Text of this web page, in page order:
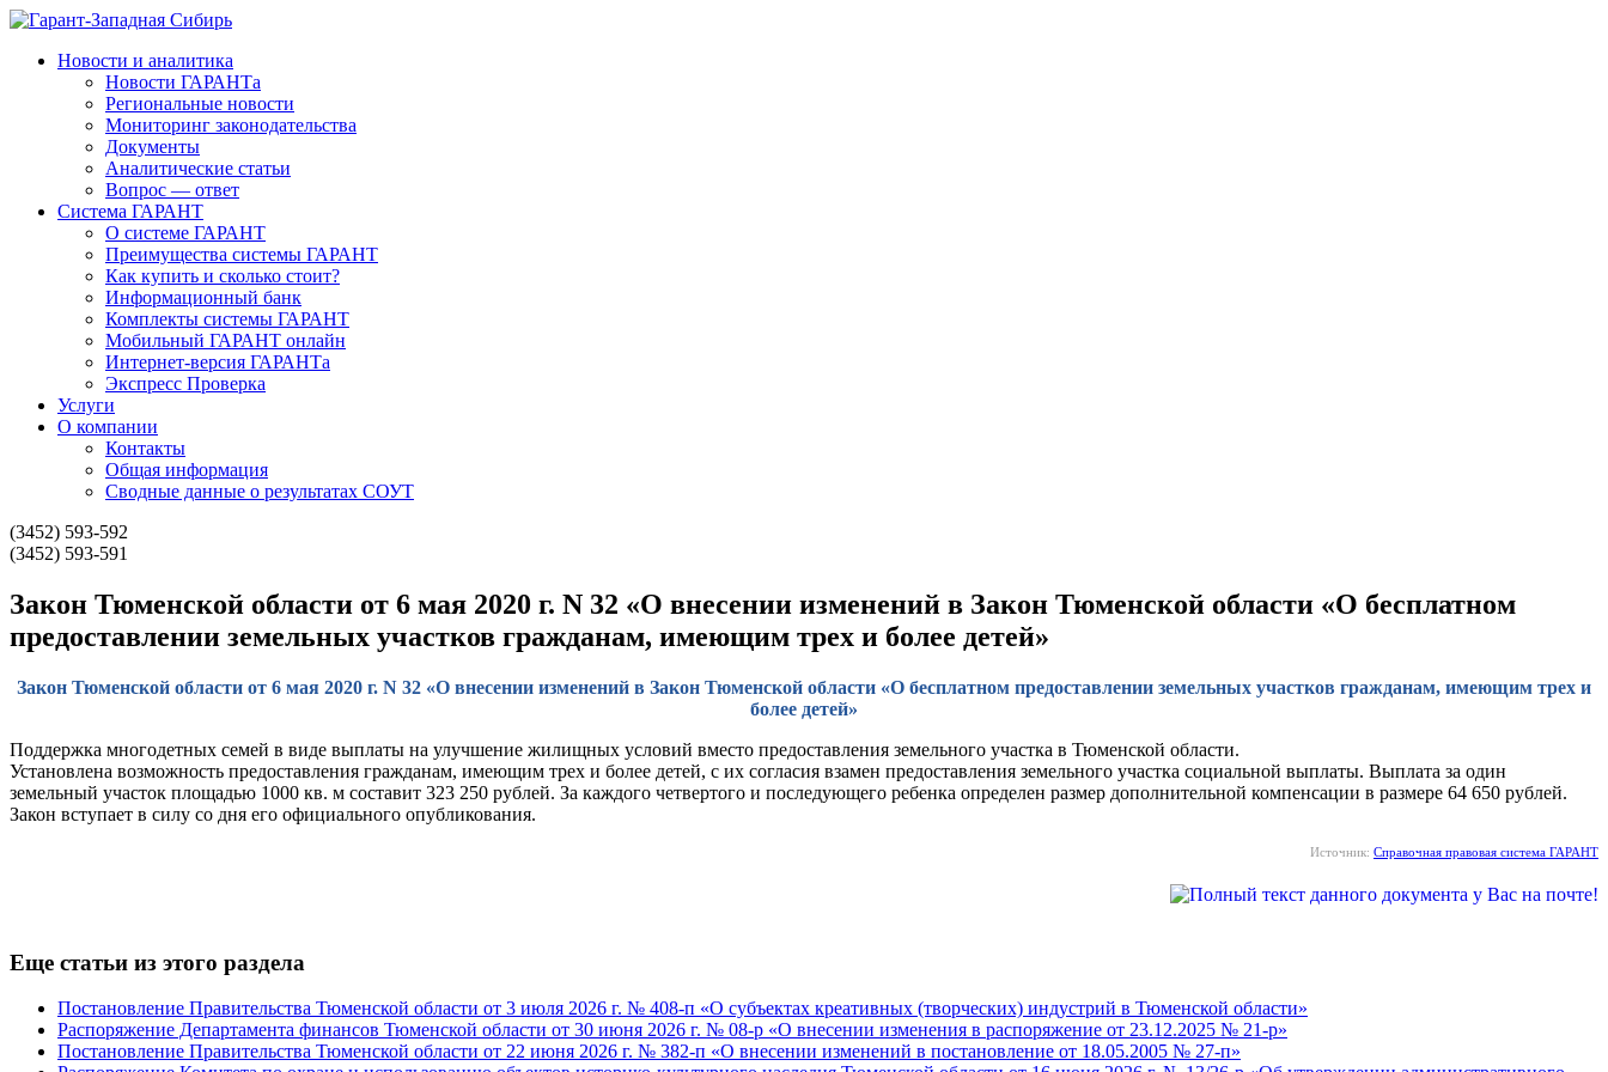
Новости и аналитика
Новости ГАРАНТа
Региональные новости
Мониторинг законодательства
Документы
Аналитические статьи
Вопрос — ответ
Система ГАРАНТ
О системе ГАРАНТ
Преимущества системы ГАРАНТ
Как купить и сколько стоит?
Информационный банк
Комплекты системы ГАРАНТ
Мобильный ГАРАНТ онлайн
Интернет-версия ГАРАНТа
Экспресс Проверка
Услуги
О компании
Контакты
Общая информация
Сводные данные о результатах СОУТ
(3452) 593-592
(3452) 593-591
Закон Тюменской области от 6 мая 2020 г. N 32 «О внесении изменений в Закон Тюменской области «О бесплатном
предоставлении земельных участков гражданам, имеющим трех и более детей»
Закон Тюменской области от 6 мая 2020 г. N 32 «О внесении изменений в Закон Тюменской области «О бесплатном предоставлении земельных участков гражданам, имеющим трех и
более детей»
Поддержка многодетных семей в виде выплаты на улучшение жилищных условий вместо предоставления земельного участка в Тюменской области.
Установлена возможность предоставления гражданам, имеющим трех и более детей, с их согласия взамен предоставления земельного участка социальной выплаты. Выплата за один
земельный участок площадью 1000 кв. м составит 323 250 рублей. За каждого четвертого и последующего ребенка определен размер дополнительной компенсации в размере 64 650 рублей.
Закон вступает в силу со дня его официального опубликования.
Источник: Справочная правовая система ГАРАНТ
Еще статьи из этого раздела
Постановление Правительства Тюменской области от 3 июля 2026 г. № 408-п «О субъектах креативных (творческих) индустрий в Тюменской области»
Распоряжение Департамента финансов Тюменской области от 30 июня 2026 г. № 08-р «О внесении изменения в распоряжение от 23.12.2025 № 21-р»
Постановление Правительства Тюменской области от 22 июня 2026 г. № 382-п «О внесении изменений в постановление от 18.05.2005 № 27-п»